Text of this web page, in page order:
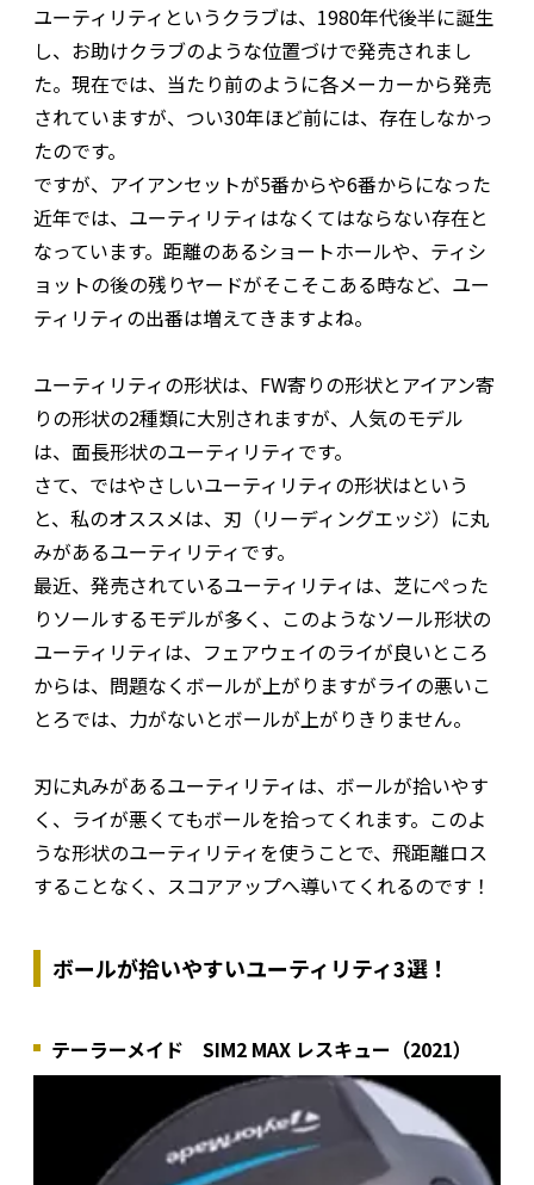
ユーティリティというクラブは、1980年代後半に誕生
し、お助けクラブのような位置づけで発売されまし
た。現在では、当たり前のように各メーカーから発売
されていますが、つい30年ほど前には、存在しなかっ
たのです。
ですが、アイアンセットが5番からや6番からになった
近年では、ユーティリティはなくてはならない存在と
なっています。距離のあるショートホールや、ティシ
ョットの後の残りヤードがそこそこある時など、ユー
ティリティの出番は増えてきますよね。
ユーティリティの形状は、FW寄りの形状とアイアン寄
りの形状の2種類に大別されますが、人気のモデル
は、面長形状のユーティリティです。
さて、ではやさしいユーティリティの形状はという
と、私のオススメは、刃（リーディングエッジ）に丸
みがあるユーティリティです。
最近、発売されているユーティリティは、芝にぺった
りソールするモデルが多く、このようなソール形状の
ユーティリティは、フェアウェイのライが良いところ
からは、問題なくボールが上がりますがライの悪いこ
とろでは、力がないとボールが上がりきりません。
刃に丸みがあるユーティリティは、ボールが拾いやす
く、ライが悪くてもボールを拾ってくれます。このよ
うな形状のユーティリティを使うことで、飛距離ロス
することなく、スコアアップへ導いてくれるのです！
ボールが拾いやすいユーティリティ3選！
テーラーメイド SIM2 MAX レスキュー（2021）